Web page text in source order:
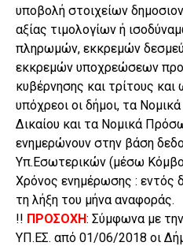
υποβολή στοιχείων
αξίας τιμολογίων ή
πληρωμών, εκκρεμών
εκκρεμών υποχρεώσεων
κυβέρνησης και τρίτους
υπόχρεοι οι δήμοι, τα
Δικαίου και τα Νομικά
ενημερώνουν στην βάση
Υπ.Εσωτερικών (μέσω
Χρόνος ενημέρωσης : εντός
τη λήξη του μήνα αναφοράς.
!! ΠΡΟΣΟΧΗ: Σύμφωνα με
ΥΠ.ΕΣ. από 01/06/2018 οι